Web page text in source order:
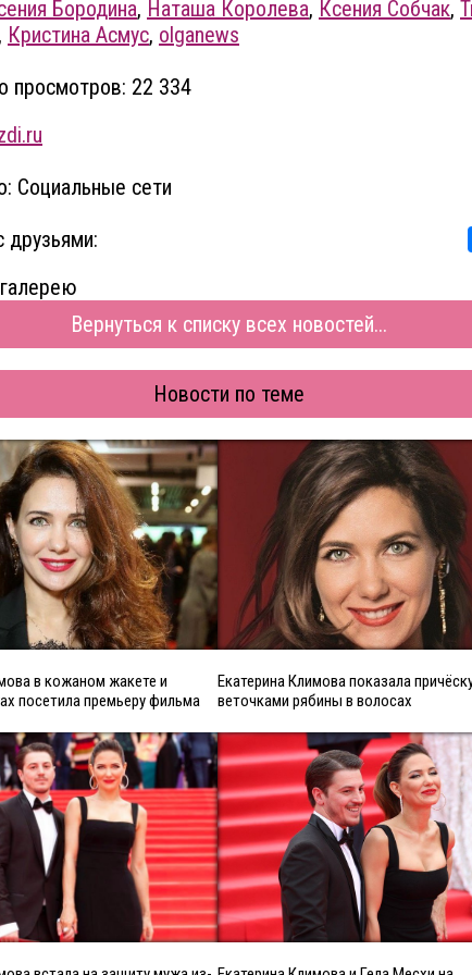
Бородина, Наташа Королева, Ксения Собчак,
, Кристина Асмус, olganews
просмотров: 22 334
Социальные сети
друзьями:
Вернуться к списку всех новостей...
Новости по теме
в кожаном жакете и
посетила премьеру фильма
Екатерина Климова показала
веточками рябины в волосах